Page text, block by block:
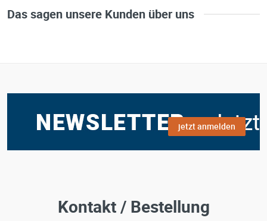
Das sagen unsere Kunden über uns
jetzt anmelden
Kontakt / Bestellung